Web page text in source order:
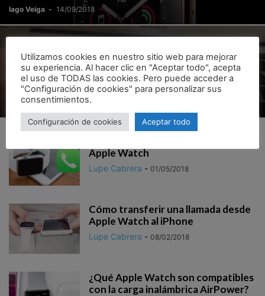
Iago Veiga - 14/09/2018
Cómo conectar el Apple Watch a la WiFi sin
iPhone
Isabel - 01/06/2018
Apple Watch
Lupe Cabrera - 01/05/2018
Cómo transferir una llamada desde
Apple Watch al iPhone
Lupe Cabrera - 08/02/2018
¿Qué Apple Watch son compatibles
con la carga inalámbrica AirPower?
Utilizamos cookies en nuestro sitio web para mejorar
su experiencia. Al hacer clic en "Aceptar todo", acepta
el uso de TODAS las cookies. Pero puede acceder a
"Configuración de cookies" para personalizar sus
consentimientos.
Configuración de cookies Aceptar todo